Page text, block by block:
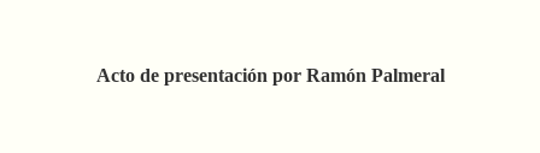
Acto de presentación por Ramón Palmeral